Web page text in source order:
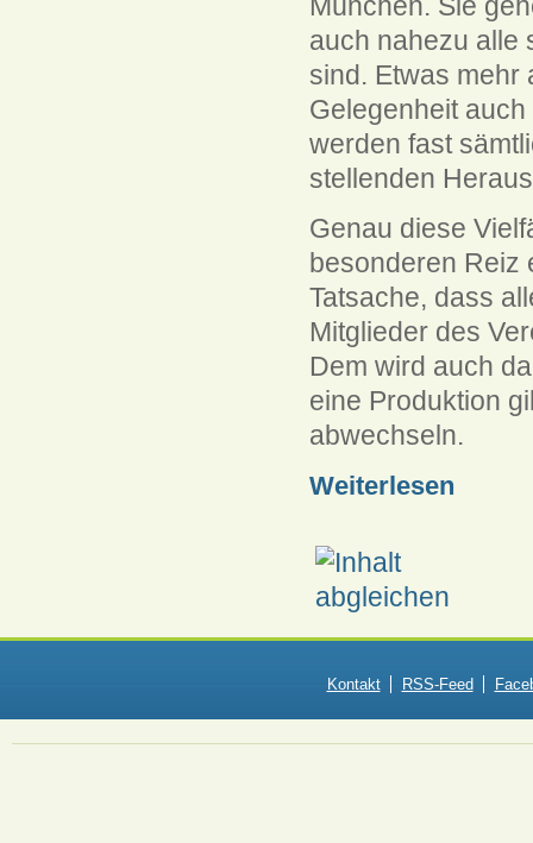
München. Sie
auch nahezu alle
sind. Etwas mehr
Gelegenheit
werden fast
stellenden
Genau diese
besonderen Reiz
Tatsache, dass
Mitglieder des
Dem wird auch
eine Produktion
abwechseln.
Weiterlesen
Kontakt RSS-Feed